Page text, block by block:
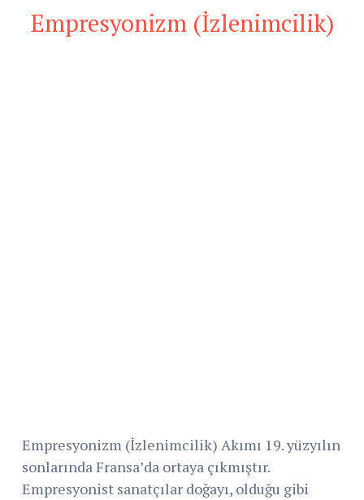
Empresyonizm (İzlenimcilik)
Empresyonizm (İzlenimcilik) Akımı 19. yüzyılın
sonlarında Fransa’da ortaya çıkmıştır.
Empresyonist sanatçılar doğayı, olduğu gibi